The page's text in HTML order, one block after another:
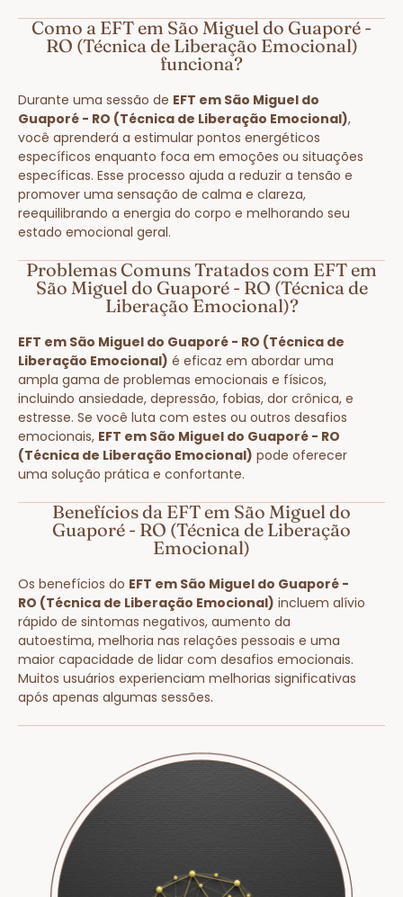
Como a EFT em São Miguel do Guaporé -
RO (Técnica de Liberação Emocional)
funciona?
Durante uma sessão de EFT em São Miguel do
Guaporé - RO (Técnica de Liberação Emocional),
você aprenderá a estimular pontos energéticos
específicos enquanto foca em emoções ou situações
específicas. Esse processo ajuda a reduzir a tensão e
promover uma sensação de calma e clareza,
reequilibrando a energia do corpo e melhorando seu
estado emocional geral.
Problemas Comuns Tratados com EFT em
São Miguel do Guaporé - RO (Técnica de
Liberação Emocional)?
EFT em São Miguel do Guaporé - RO (Técnica de
Liberação Emocional) é eficaz em abordar uma
ampla gama de problemas emocionais e físicos,
incluindo ansiedade, depressão, fobias, dor crônica, e
estresse. Se você luta com estes ou outros desafios
emocionais, EFT em São Miguel do Guaporé - RO
(Técnica de Liberação Emocional) pode oferecer
uma solução prática e confortante.
Benefícios da EFT em São Miguel do
Guaporé - RO (Técnica de Liberação
Emocional)
Os benefícios do EFT em São Miguel do Guaporé -
RO (Técnica de Liberação Emocional) incluem alívio
rápido de sintomas negativos, aumento da
autoestima, melhoria nas relações pessoais e uma
maior capacidade de lidar com desafios emocionais.
Muitos usuários experienciam melhorias significativas
após apenas algumas sessões.